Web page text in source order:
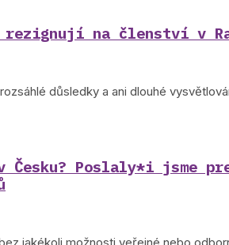
rezignují na členství v
důsledky a ani dlouhé
Česku? Poslaly*i jsme
jakékoli možnosti veřejné nebo